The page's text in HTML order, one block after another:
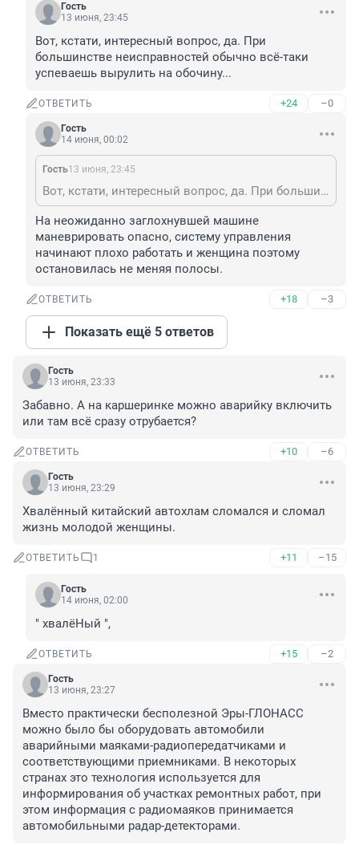
Гость
13 июня, 23:45
Вот, кстати, интересный вопрос, да. При
большинстве неисправностей обычно всё-таки
успеваешь вырулить на обочину...
ОТВЕТИТЬ +24 –0
Гость
14 июня, 00:02
Гость13 июня, 23:45
Вот, кстати, интересный вопрос, да. При большинстве неисправностей обычно всё-таки успеваешь вырулить на обочину...
На неожиданно заглохнувшей машине
маневрировать опасно, систему управления
начинают плохо работать и женщина поэтому
остановилась не меняя полосы.
ОТВЕТИТЬ +18 –3
Показать ещё 5 ответов
Гость
13 июня, 23:33
Забавно. А на каршеринке можно аварийку включить
или там всё сразу отрубается?
ОТВЕТИТЬ +10 –6
Гость
13 июня, 23:29
Хвалённый китайский автохлам сломался и сломал
жизнь молодой женщины.
ОТВЕТИТЬ 1 +11 –15
Гость
14 июня, 02:00
" хвалёНый ",
ОТВЕТИТЬ +15 –2
Гость
13 июня, 23:27
Вместо практически бесполезной Эры-ГЛОНАСС
можно было бы оборудовать автомобили
аварийными маяками-радиопередатчиками и
соответствующими приемниками. В некоторых
странах это технология используется для
информирования об участках ремонтных работ, при
этом информация с радиомаяков принимается
автомобильными радар-детекторами.